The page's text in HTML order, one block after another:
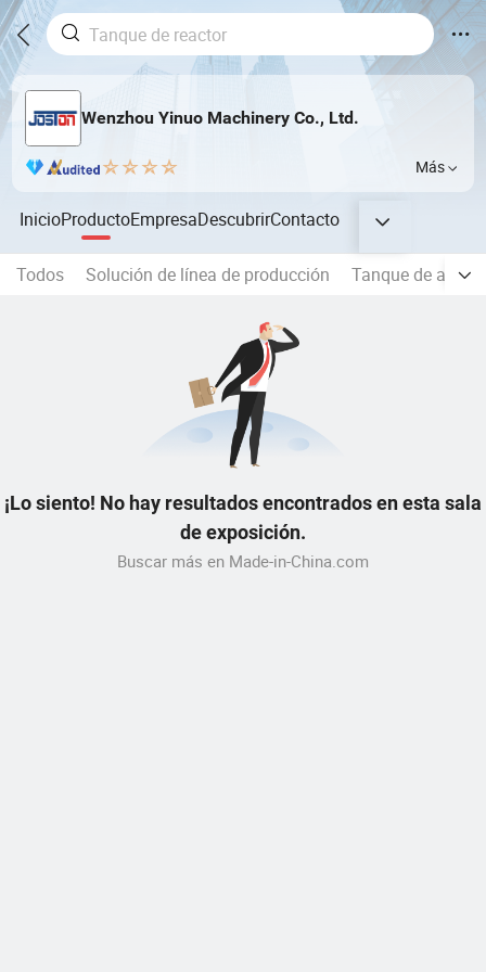
Wenzhou Yinuo Machinery Co., Ltd.
Más
InicioProductoEmpresaDescubrirContacto
Todos Solución de línea de producción Tanque de
¡Lo siento! No hay resultados encontrados en esta sala
de exposición.
Buscar más en Made-in-China.com